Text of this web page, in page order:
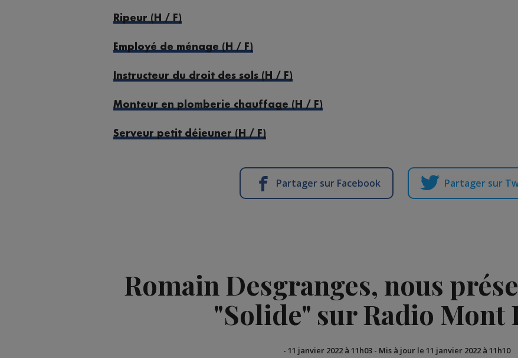
Ripeur (H / F)
Employé de ménage (H / F)
Instructeur du droit des sols (H / F)
Monteur en plomberie chauffage (H / F)
Serveur petit déjeuner (H / F)
Partager sur Facebook Partager sur
Romain Desgranges, nous
"Solide" sur Radio Mont
- 11 janvier 2022 à 11h03- Mis à jour le 11 janvier 2022 à 11h10